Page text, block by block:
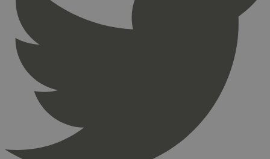
29
minutter
sekunder
.svanemerket.no
nelapi-product-archive-filters
svanemerket.no
svanemerket.no